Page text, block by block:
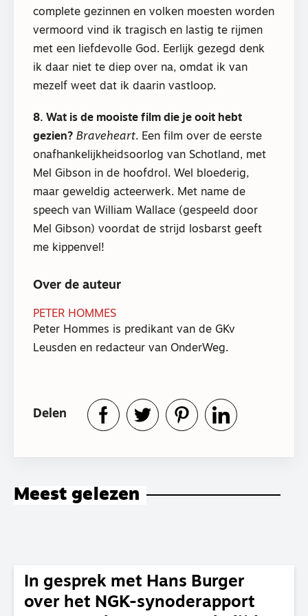
complete gezinnen en volken moesten worden
vermoord vind ik tragisch en lastig te rijmen
met een liefdevolle God. Eerlijk gezegd denk
ik daar niet te diep over na, omdat ik van
mezelf weet dat ik daarin vastloop.
8. Wat is de mooiste film die je ooit hebt
gezien? Braveheart. Een film over de eerste
onafhankelijkheidsoorlog van Schotland, met
Mel Gibson in de hoofdrol. Wel bloederig,
maar geweldig acteerwerk. Met name de
speech van William Wallace (gespeeld door
Mel Gibson) voordat de strijd losbarst geeft
me kippenvel!
Over de auteur
PETER HOMMES
Peter Hommes is predikant van de GKv
Leusden en redacteur van OnderWeg.
Delen
Meest gelezen
In gesprek met Hans Burger
over het NGK-synoderapport